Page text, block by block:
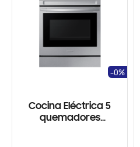
Cocina Eléctrica 5
quemadores
-0%